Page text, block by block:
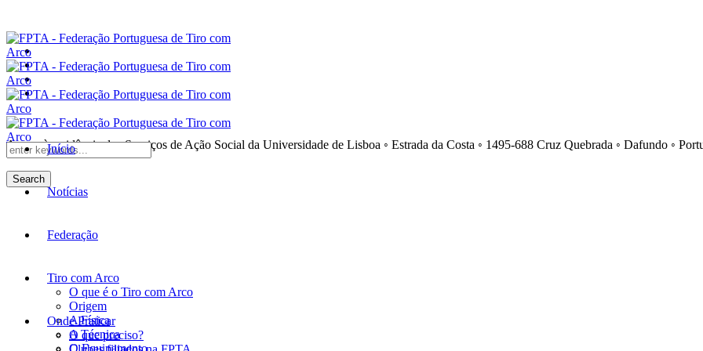
Anexo à residência dos Serviços de Ação Social da Universidade de Lisboa ◦ Estrada da Costa ◦ 1495-688 Cruz Quebrada ◦ Dafundo ◦
Search
Início
Notícias
Federação
Tiro com Arco
O que é o Tiro com Arco
Origem
A Física
A Técnica
O Equipamento
Onde Praticar
O que preciso?